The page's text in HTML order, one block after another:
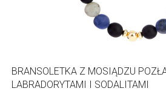
BRANSOLETKA Z MOSIĄDZU
LABRADORYTAMI I SODALITAMI